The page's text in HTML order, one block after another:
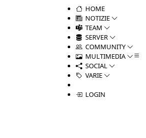
HOME
NOTIZIE
TEAM
SERVER
COMMUNITY
MULTIMEDIA
SOCIAL
VARIE
LOGIN